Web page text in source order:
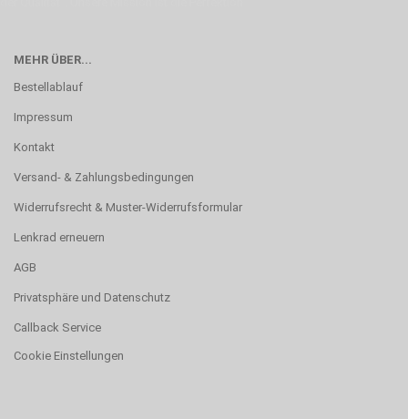
MEHR ÜBER...
Bestellablauf
Impressum
Kontakt
Versand- & Zahlungsbedingungen
Widerrufsrecht & Muster-Widerrufsformular
Lenkrad erneuern
AGB
Privatsphäre und Datenschutz
Callback Service
Cookie Einstellungen